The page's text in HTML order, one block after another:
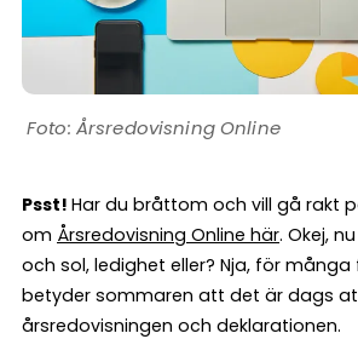
Årsredovisning Online
Psst! Har du bråttom och vill gå rakt
om Årsredovisning Online här. Okej,
och sol, ledighet eller? Nja, för
betyder sommaren att det är dags
årsredovisningen och deklarationen.